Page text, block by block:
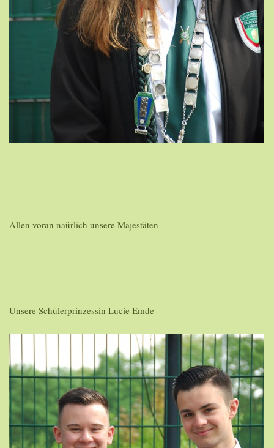
Allen voran naürlich unsere Majestäten
Unsere Schülerprinzessin Lucie Emde